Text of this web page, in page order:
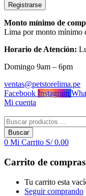
Monto mínimo de
Lima por monto mínimo
Horario de Atención:
Domingo 9am – 6pm
ventas@petstorelima.pe
Facebook Instagram
Mi cuenta
Buscar
0 Mi Carrito S/0.00
Carrito de compras
Tu carrito esta
Seguir comprando